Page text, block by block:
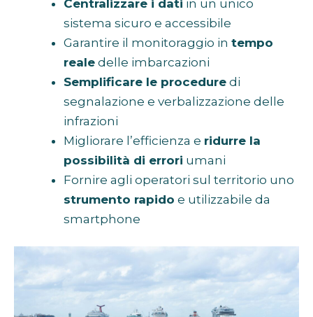
Centralizzare i dati in un unico
sistema sicuro e accessibile
Garantire il monitoraggio in tempo
reale delle imbarcazioni
Semplificare le procedure di
segnalazione e verbalizzazione delle
infrazioni
Migliorare l’efficienza e ridurre la
possibilità di errori umani
Fornire agli operatori sul territorio uno
strumento rapido e utilizzabile da
smartphone